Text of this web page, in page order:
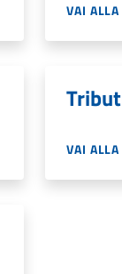
VAI
VAI